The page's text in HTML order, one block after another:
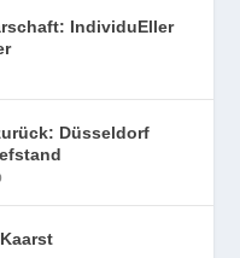
IndividuEller
Düsseldorf